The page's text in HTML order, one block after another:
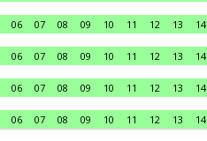
06 07 08 09 10 11 12 13 14
06 07 08 09 10 11 12 13 14
06 07 08 09 10 11 12 13 14
06 07 08 09 10 11 12 13 14